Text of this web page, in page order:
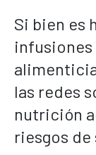
Si bien es
infusiones
las redes
nutrición
riesgos de